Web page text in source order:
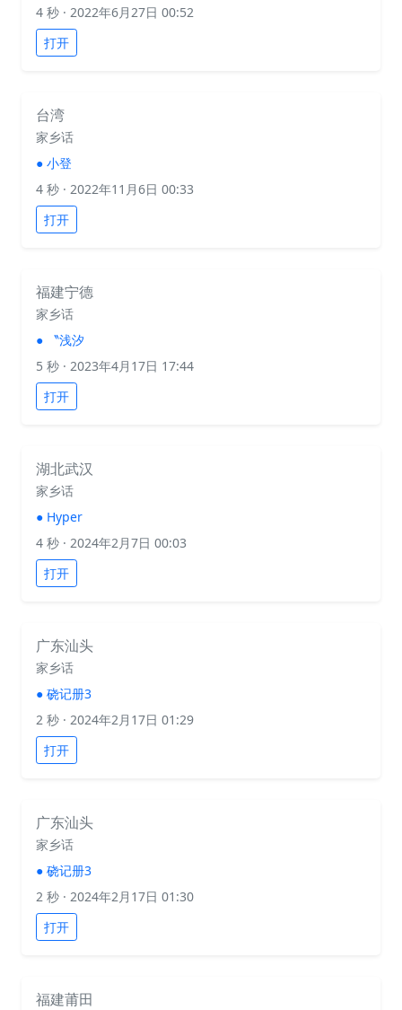
4 秒 · 2022年6月27日 00:52
打开
台湾
家乡话
● 小登
4 秒 · 2022年11月6日 00:33
打开
福建宁德
家乡话
●
〝浅汐
5 秒 · 2023年4月17日 17:44
打开
湖北武汉
家乡话
● Hyper
4 秒 · 2024年2月7日 00:03
打开
广东汕头
家乡话
● 硗记册3
2 秒 · 2024年2月17日 01:29
打开
广东汕头
家乡话
● 硗记册3
2 秒 · 2024年2月17日 01:30
打开
福建莆田